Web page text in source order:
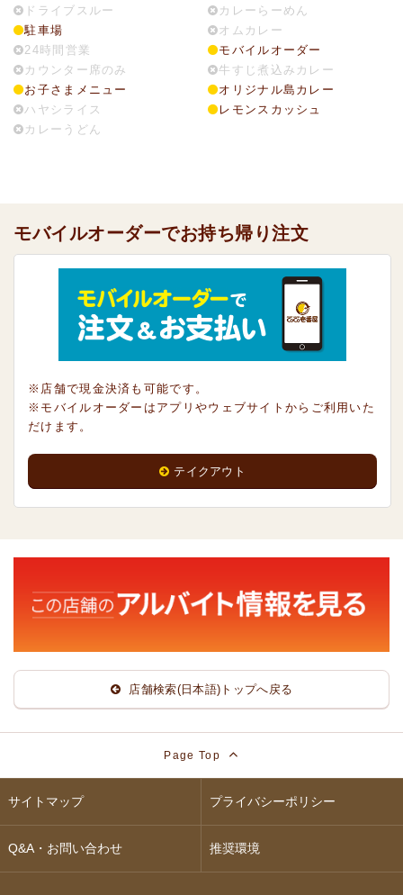
ドライブスルー
駐車場
24時間営業
カウンター席のみ
お子さまメニュー
ハヤシライス
カレーうどん
カレーらーめん
オムカレー
モバイルオーダー
牛すじ煮込みカレー
オリジナル島カレー
レモンスカッシュ
モバイルオーダーでお持ち帰り注文
※店舗で現金決済も可能です。
※モバイルオーダーはアプリやウェブサイトからご利用いた
だけます。
テイクアウト
店舗検索(日本語)トップへ戻る
Page Top
サイトマップ プライバシーポリシー
Q&A・お問い合わせ 推奨環境